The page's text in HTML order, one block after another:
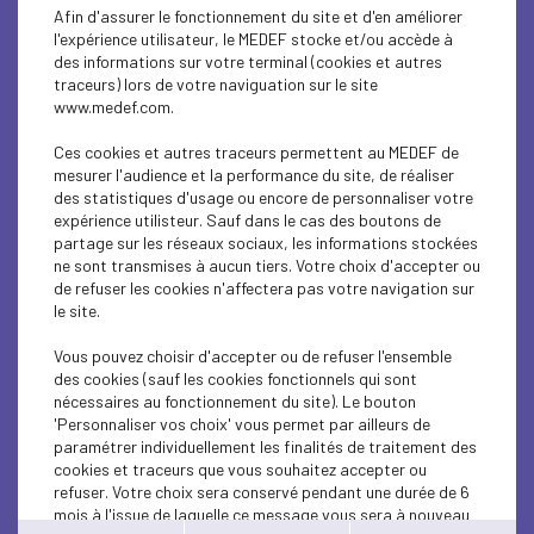
INTERNATIONAL - EUROPE
ECONOMY
SUSTAINABLE DEVELOPMENT
SUSTAINABLE DEVELOPMENT
SUSTAINABLE DEVELOPMENT
SUSTAINABLE DEVELOPMENT
INTERNATIONAL - EUROPE
SUSTAINABLE DEVELOPMENT
SUSTAINABLE DEVELOPMENT
INTERNATIONAL - EUROPE
SUSTAINABLE DEVELOPMENT
Afin d'assurer le fonctionnement du site et d'en améliorer
l'expérience utilisateur, le MEDEF stocke et/ou accède à
des informations sur votre terminal (cookies et autres
traceurs) lors de votre naviguation sur le site
www.medef.com.
Ces cookies et autres traceurs permettent au MEDEF de
mesurer l'audience et la performance du site, de réaliser
des statistiques d'usage ou encore de personnaliser votre
expérience utilisteur. Sauf dans le cas des boutons de
partage sur les réseaux sociaux, les informations stockées
ne sont transmises à aucun tiers. Votre choix d'accepter ou
de refuser les cookies n'affectera pas votre navigation sur
le site.
Vous pouvez choisir d'accepter ou de refuser l'ensemble
des cookies (sauf les cookies fonctionnels qui sont
nécessaires au fonctionnement du site). Le bouton
'Personnaliser vos choix' vous permet par ailleurs de
paramétrer individuellement les finalités de traitement des
cookies et traceurs que vous souhaitez accepter ou
refuser. Votre choix sera conservé pendant une durée de 6
mois à l'issue de laquelle ce message vous sera à nouveau